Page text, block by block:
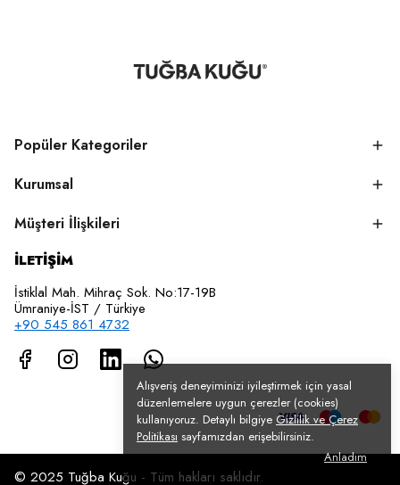
Alışveriş deneyiminizi iyileştirmek için yasal
düzenlemelere uygun çerezler (cookies)
kullanıyoruz. Detaylı bilgiye Gizlilik ve Çerez
Politikası sayfamızdan erişebilirsiniz.
Anladım
Popüler Kategoriler
Kurumsal
Müşteri İlişkileri
İLETİŞİM
İstiklal Mah. Mihraç Sok. No:17-19B
Ümraniye-İST / Türkiye
+90 545 861 4732
© 2025 Tuğba Kuğu - Tüm hakları saklıdır.